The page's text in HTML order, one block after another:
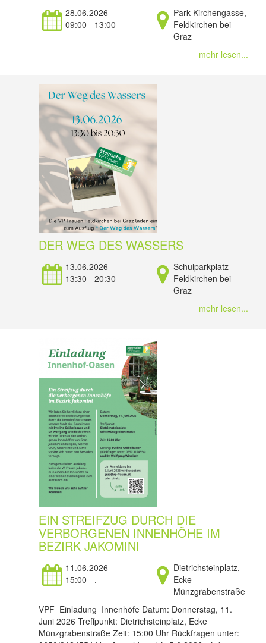
28.06.2026
09:00 - 13:00
Park Kirchengasse,
Feldkirchen bei
Graz
mehr lesen...
DER WEG DES WASSERS
13.06.2026
13:30 - 20:30
Schulparkplatz
Feldkirchen bei
Graz
mehr lesen...
EIN STREIFZUG DURCH DIE
VERBORGENEN INNENHÖHE IM
BEZIRK JAKOMINI
11.06.2026
15:00 - .
Dietrichsteinplatz,
Ecke
Münzgrabenstraße
VPF_Einladung_Innenhöfe Datum: Donnerstag, 11.
Juni 2026 Treffpunkt: Dietrichsteinplatz, Ecke
Münzgrabenstraße Zeit: 15:00 Uhr Rückfragen unter: